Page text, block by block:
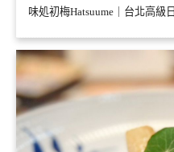
味処初梅Hatsuume｜台北高級